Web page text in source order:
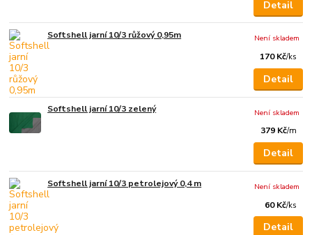
Detail
Softshell jarní 10/3 růžový 0,95m
170 Kč/ks
Není skladem
Detail
Softshell jarní 10/3 zelený
379 Kč/m
Není skladem
Detail
Softshell jarní 10/3 petrolejový 0,4 m
60 Kč/ks
Není skladem
Detail